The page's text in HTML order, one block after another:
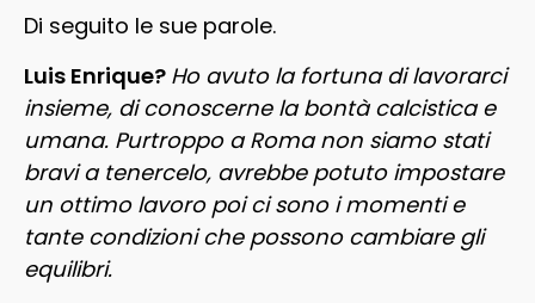
Di seguito le sue parole.
Luis Enrique? Ho avuto la fortuna di lavorarci
insieme, di conoscerne la bontà calcistica e
umana. Purtroppo a Roma non siamo stati
bravi a tenercelo, avrebbe potuto impostare
un ottimo lavoro poi ci sono i momenti e
tante condizioni che possono cambiare gli
equilibri.